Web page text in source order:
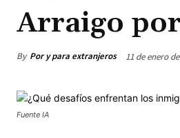
Arraigo
By Por y para extranjeros 11 de enero
Fuente IA